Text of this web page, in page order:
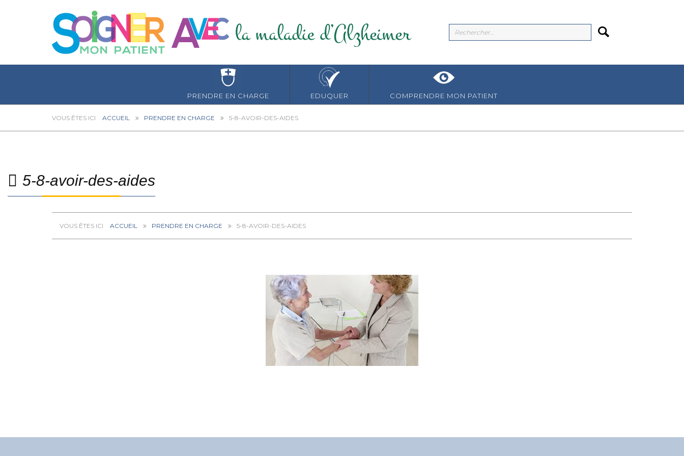
PRENDRE EN CHARGE EDUQUER COMPRENDRE MON PATIENT
ACCUEIL PRENDRE EN CHARGE 5-8-AVOIR-DES-AIDES
5-8-avoir-des-aides
ACCUEIL PRENDRE EN CHARGE 5-8-AVOIR-DES-AIDES